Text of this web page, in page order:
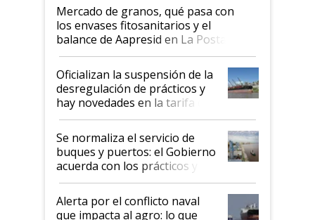
Mercado de granos, qué pasa con
los envases fitosanitarios y el
balance de Aapresid en La Posta
Oficializan la suspensión de la
desregulación de prácticos y
hay novedades en la tarifa de
la hidrovía
Se normaliza el servicio de
buques y puertos: el Gobierno
acuerda con los prácticos y
suspende el decreto de
desregulación
Alerta por el conflicto naval
que impacta al agro: lo que